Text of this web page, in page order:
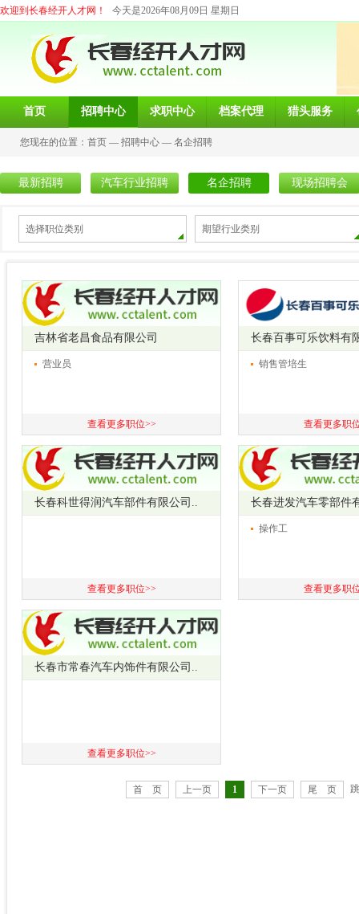
欢迎到长春经开人才网！ 今天是2026年08月09日 星期日
首页 招聘中心 求职中心 档案代理 猎头服务
您现在的位置： 首页 — 招聘中心 — 名企招聘
最新招聘 汽车行业招聘 名企招聘 现场招聘会
选择职位类别 期望行业类别
吉林省老昌食品有限公司
营业员
查看更多职位>>
长春百事可乐饮料有
销售管培生
查看更多职
长春科世得润汽车部件有限公司..
查看更多职位>>
长春进发汽车零部件
操作工
查看更多职
长春市常春汽车内饰件有限公司..
查看更多职位>>
首 页 上一页 1 下一页 尾 页